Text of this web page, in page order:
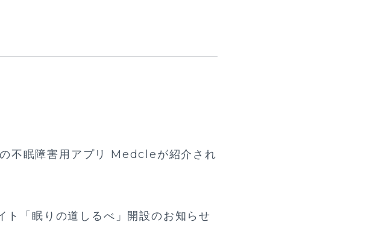
不眠障害用アプリ Medcleが紹介され
ト「眠りの道しるべ」開設のお知らせ